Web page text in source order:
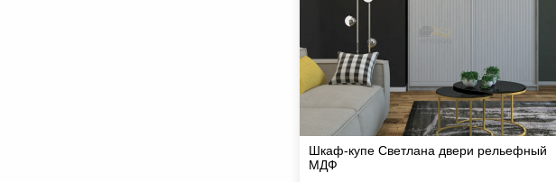
Шкаф-купе Светлана двери рельефный
МДФ